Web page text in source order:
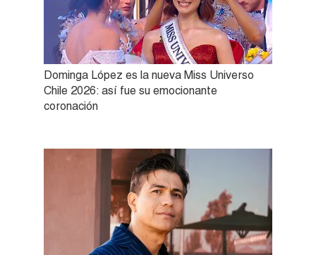
Dominga López es la nueva Miss Universo
Chile 2026: así fue su emocionante
coronación